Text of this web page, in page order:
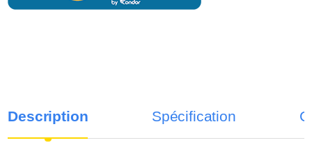
Description Spécification